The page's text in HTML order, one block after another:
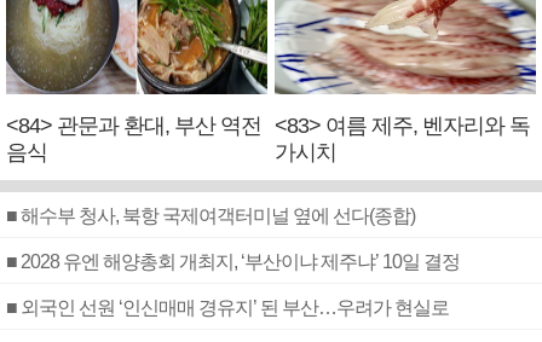
<84> 관문과 환대, 부산 역전
음식
<83> 여름 제주, 벤자리와 독
가시치
■ 해수부 청사, 북항 국제여객터미널 옆에 선다(종합)
■ 2028 유엔 해양총회 개최지, ‘부산이냐 제주냐’ 10일 결정
■ 외국인 선원 ‘인신매매 경유지’ 된 부산…우려가 현실로